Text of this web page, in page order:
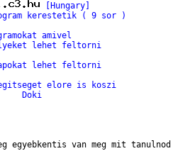
[Hungary]
kerestetik ( 9 sor )
amivel
lehet feltorni
lehet feltorni
A segitseget elore is koszi
>				Doki
egyebkentis van meg mit tanulnod